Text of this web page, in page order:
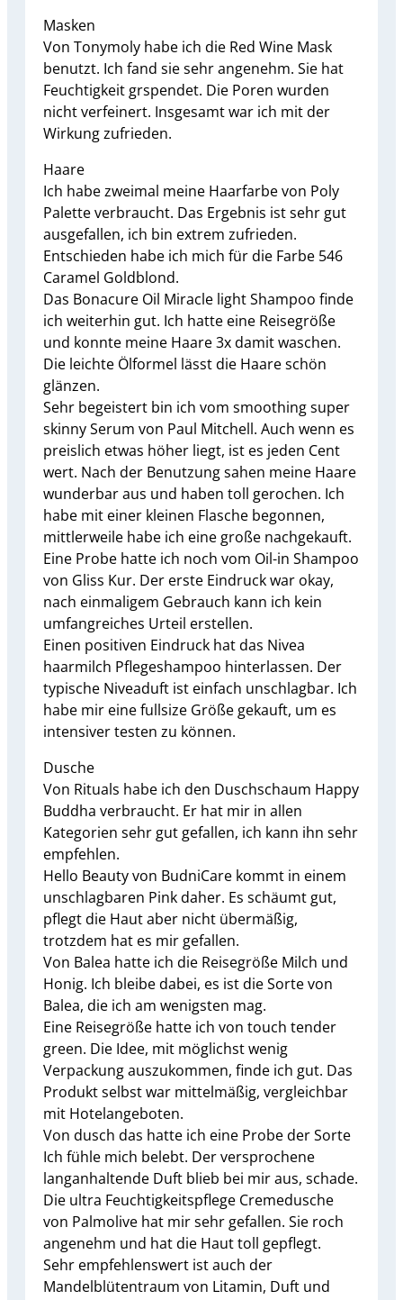
Masken
Von Tonymoly habe ich die Red Wine Mask
benutzt. Ich fand sie sehr angenehm. Sie hat
Feuchtigkeit grspendet. Die Poren wurden
nicht verfeinert. Insgesamt war ich mit der
Wirkung zufrieden.
Haare
Ich habe zweimal meine Haarfarbe von Poly
Palette verbraucht. Das Ergebnis ist sehr gut
ausgefallen, ich bin extrem zufrieden.
Entschieden habe ich mich für die Farbe 546
Caramel Goldblond.
Das Bonacure Oil Miracle light Shampoo finde
ich weiterhin gut. Ich hatte eine Reisegröße
und konnte meine Haare 3x damit waschen.
Die leichte Ölformel lässt die Haare schön
glänzen.
Sehr begeistert bin ich vom smoothing super
skinny Serum von Paul Mitchell. Auch wenn es
preislich etwas höher liegt, ist es jeden Cent
wert. Nach der Benutzung sahen meine Haare
wunderbar aus und haben toll gerochen. Ich
habe mit einer kleinen Flasche begonnen,
mittlerweile habe ich eine große nachgekauft.
Eine Probe hatte ich noch vom Oil-in Shampoo
von Gliss Kur. Der erste Eindruck war okay,
nach einmaligem Gebrauch kann ich kein
umfangreiches Urteil erstellen.
Einen positiven Eindruck hat das Nivea
haarmilch Pflegeshampoo hinterlassen. Der
typische Niveaduft ist einfach unschlagbar. Ich
habe mir eine fullsize Größe gekauft, um es
intensiver testen zu können.
Dusche
Von Rituals habe ich den Duschschaum Happy
Buddha verbraucht. Er hat mir in allen
Kategorien sehr gut gefallen, ich kann ihn sehr
empfehlen.
Hello Beauty von BudniCare kommt in einem
unschlagbaren Pink daher. Es schäumt gut,
pflegt die Haut aber nicht übermäßig,
trotzdem hat es mir gefallen.
Von Balea hatte ich die Reisegröße Milch und
Honig. Ich bleibe dabei, es ist die Sorte von
Balea, die ich am wenigsten mag.
Eine Reisegröße hatte ich von touch tender
green. Die Idee, mit möglichst wenig
Verpackung auszukommen, finde ich gut. Das
Produkt selbst war mittelmäßig, vergleichbar
mit Hotelangeboten.
Von dusch das hatte ich eine Probe der Sorte
Ich fühle mich belebt. Der versprochene
langanhaltende Duft blieb bei mir aus, schade.
Die ultra Feuchtigkeitspflege Cremedusche
von Palmolive hat mir sehr gefallen. Sie roch
angenehm und hat die Haut toll gepflegt.
Sehr empfehlenswert ist auch der
Mandelblütentraum von Litamin, Duft und